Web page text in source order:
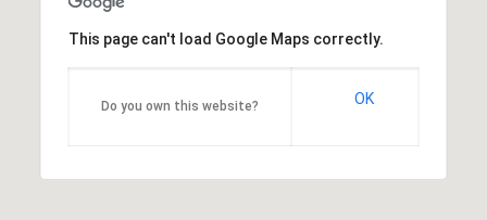
This page can't load Google Maps correctly.
Do you own this website? OK